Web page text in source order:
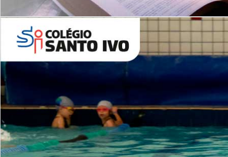
Leituras Literárias
ALUNOS NOVOS
Entre em Contato